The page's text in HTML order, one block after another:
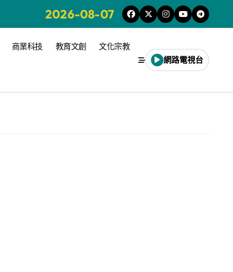
2026-08-07
商業科技 教育文創 文化宗教
網路電視台